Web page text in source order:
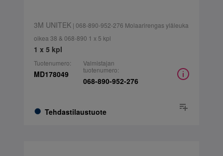
3M UNITEK| 068-890-952-276 Molaarirengas yläleuka
oikea 38 & 068-890 1 x 5 kpl
1 x 5 kpl
Tuotenumero:
MD178049
Tehdastilaustuote
Valmistajan
tuotenumero:
068-890-952-276